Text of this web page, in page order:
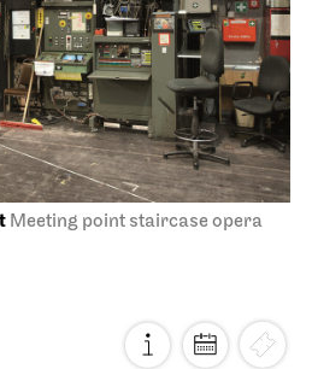
Meeting point staircase opera